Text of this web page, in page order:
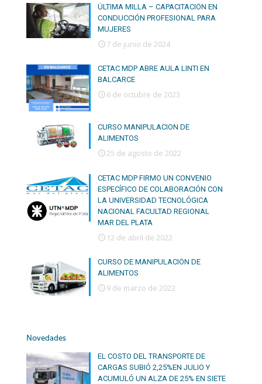
ÚLTIMA MILLA – CAPACITACIÓN EN
CONDUCCIÓN PROFESIONAL PARA
MUJERES
7 de junio de 2024
CETAC MDP ABRE AULA LINTI EN
BALCARCE
6 de octubre de 2023
CURSO MANIPULACION DE
ALIMENTOS
25 de agosto de 2022
CETAC MDP FIRMO UN CONVENIO
ESPECÍFICO DE COLABORACIÓN CON
LA UNIVERSIDAD TECNOLÓGICA
NACIONAL FACULTAD REGIONAL
MAR DEL PLATA
12 de abril de 2022
CURSO DE MANIPULACIÓN DE
ALIMENTOS
9 de marzo de 2022
Novedades
EL COSTO DEL TRANSPORTE DE
CARGAS SUBIÓ 2,25%EN JULIO Y
ACUMULÓ UN ALZA DE 25% EN SIETE